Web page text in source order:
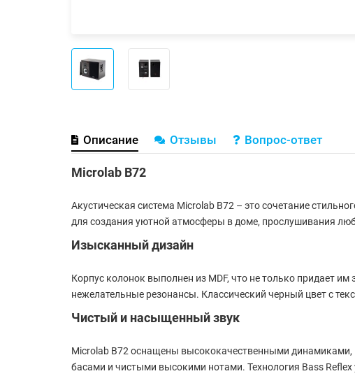
Описание Отзывы Вопрос-ответ
Microlab B72
Акустическая система Microlab B72 – это сочетание
для создания уютной атмосферы в доме, прослушивания
Изысканный дизайн
Корпус колонок выполнен из MDF, что не только придает
нежелательные резонансы. Классический черный цвет с
Чистый и насыщенный звук
Microlab B72 оснащены высококачественными динамиками,
басами и чистыми высокими нотами. Технология Bass